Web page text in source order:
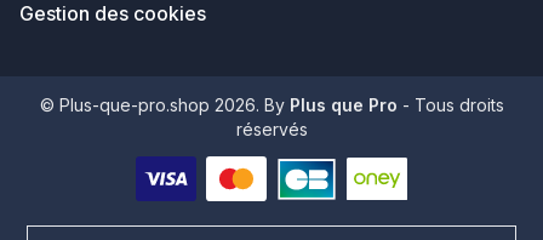
Gestion des cookies
© Plus-que-pro.shop 2026. By Plus que Pro - Tous droits
réservés